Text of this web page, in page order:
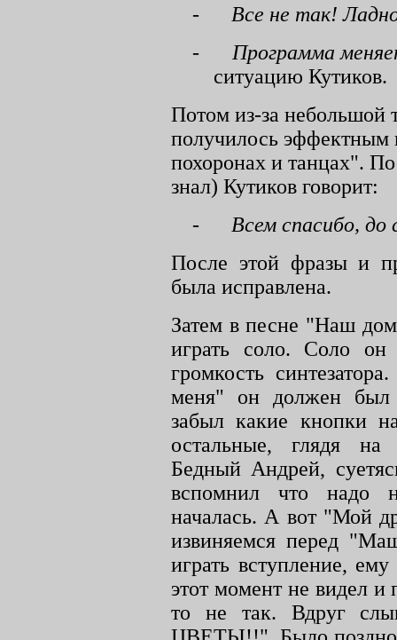
-
Все не так!
-
Программа
ситуацию Кутиков.
Потом из-за небольшой
получилось эффектным
похоронах и танцах".
знал) Кутиков говорит:
-
Всем спасибо, до
После этой фразы и
была исправлена.
Затем в песне "Наш
играть соло. Соло
громкость
меня" он должен был
забыл какие кнопки
остальные, глядя на
Бедный Андрей,
вспомнил что надо
началась. А вот "Мой
извиняемся перед
играть вступление,
этот момент не видел и
то не так. Вдруг